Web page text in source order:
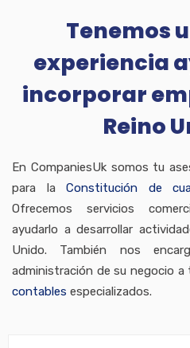
Tenemos
experiencia
incorporar
Reino
En CompaniesUk somos tu
para laConstitución de
Ofrecemos servicios
ayudarlo a desarrollar
Unido. También nos
administración de su negocio a
contables especializados.